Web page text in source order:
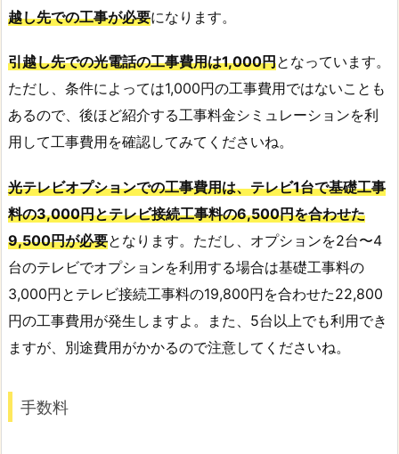
越し先での工事が必要になります。
引越し先での光電話の工事費用は1,000円となっています。
ただし、条件によっては1,000円の工事費用ではないことも
あるので、後ほど紹介する工事料金シミュレーションを利
用して工事費用を確認してみてくださいね。
光テレビオプションでの工事費用は、テレビ1台で基礎工事
料の3,000円とテレビ接続工事料の6,500円を合わせた
9,500円が必要となります。ただし、オプションを2台〜4
台のテレビでオプションを利用する場合は基礎工事料の
3,000円とテレビ接続工事料の19,800円を合わせた22,800
円の工事費用が発生しますよ。また、5台以上でも利用でき
ますが、別途費用がかかるので注意してくださいね。
手数料